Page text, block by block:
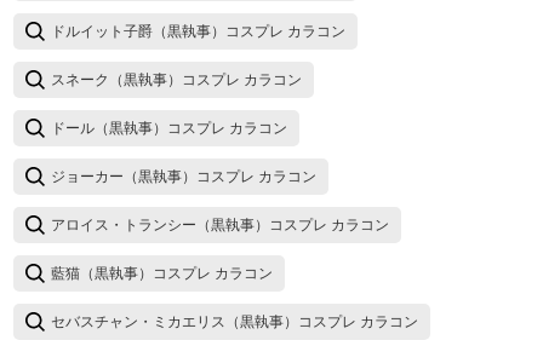
ドルイット子爵（黒執事）コスプレ カラコン
スネーク（黒執事）コスプレ カラコン
ドール（黒執事）コスプレ カラコン
ジョーカー（黒執事）コスプレ カラコン
アロイス・トランシー（黒執事）コスプレ カラコン
藍猫（黒執事）コスプレ カラコン
セバスチャン・ミカエリス（黒執事）コスプレ カラコン